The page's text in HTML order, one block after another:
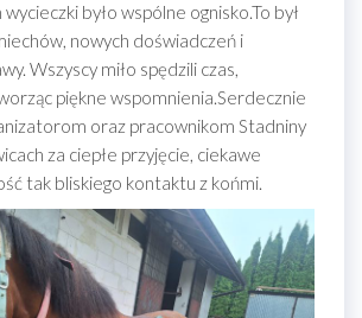
było wspólne ognisko.To był
nowych doświadczeń i
Wszyscy miło spędzili czas,
piękne wspomnienia.Serdecznie
oraz pracownikom Stadniny
za ciepłe przyjęcie, ciekawe
tak bliskiego kontaktu z końmi.